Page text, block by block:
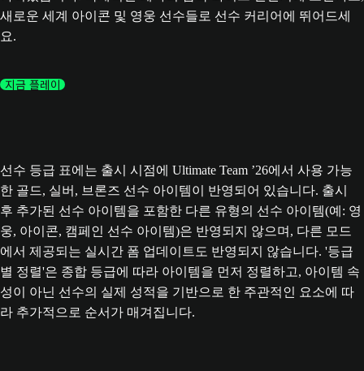
새로운 세계 아이콘 및 영웅 선수들로 선수 커리어에 뛰어드세
요.
지금 플레이
선수 등급 표에는 출시 시점에 Ultimate Team ’26에서 사용 가능
한 골드, 실버, 브론즈 선수 아이템이 반영되어 있습니다. 출시
후 추가된 선수 아이템을 포함한 다른 유형의 선수 아이템(예: 영
웅, 아이콘, 캠페인 선수 아이템)은 반영되지 않으며, 다른 모드
에서 제공되는 실시간 폼 업데이트도 반영되지 않습니다. '등급
별 정렬'은 종합 등급에 따라 아이템을 먼저 정렬하고, 아이템 속
성이 아닌 선수의 실제 성적을 기반으로 한 주관적인 요소에 따
라 추가적으로 순서가 매겨집니다.